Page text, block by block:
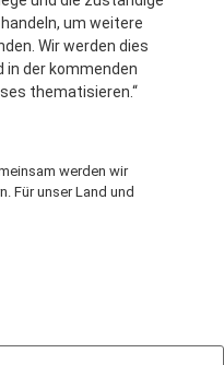
um weitere
Wir werden dies
in der kommenden
thematisieren.“
werden wir
Für unser Land und